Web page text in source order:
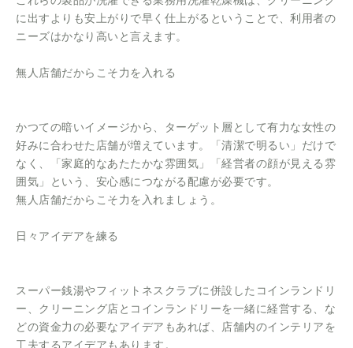
に出すよりも安上がりで早く仕上がるということで、利用者の
ニーズはかなり高いと言えます。
無人店舗だからこそ力を入れる
かつての暗いイメージから、ターゲット層として有力な女性の
好みに合わせた店舗が増えています。「清潔で明るい」だけで
なく、「家庭的なあたたかな雰囲気」「経営者の顔が見える雰
囲気」という、安心感につながる配慮が必要です。
無人店舗だからこそ力を入れましょう。
日々アイデアを練る
スーパー銭湯やフィットネスクラブに併設したコインランドリ
ー、クリーニング店とコインランドリーを一緒に経営する、な
どの資金力の必要なアイデアもあれば、店舗内のインテリアを
工夫するアイデアもあります。